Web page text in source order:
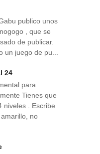
publico unos
, que se
de publicar.
un juego de pu...
24
para
Tienes que
niveles . Escribe
no